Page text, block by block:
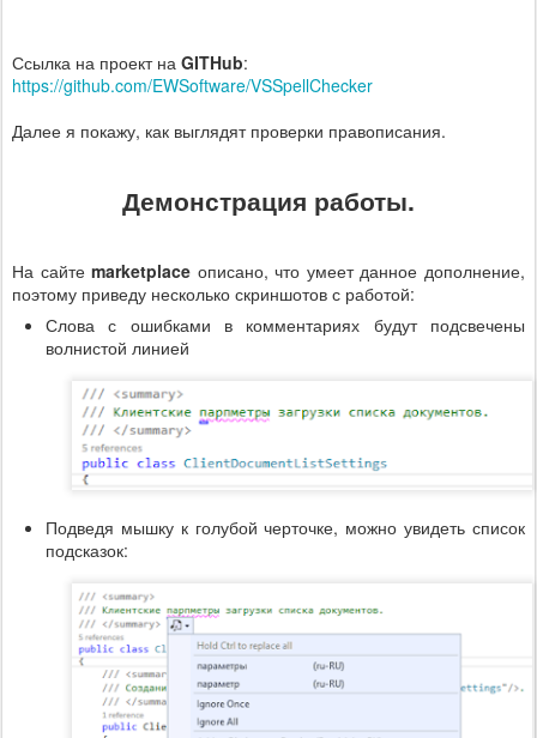
Ссылка на проект на GITHub:
https://github.com/EWSoftware/VSSpellChecker
Далее я покажу, как выглядят проверки правописания.
Демонстрация работы.
На сайтеmarketplace описано, что умеет данное дополнение,
поэтому приведу несколько скриншотов с работой:
Слова с ошибками в комментариях будут подсвечены
волнистой линией
Подведя мышку к голубой черточке, можно увидеть список
подсказок: